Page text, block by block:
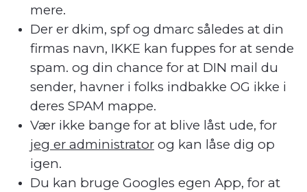
mere.
Der er dkim, spf og dmarc således at din
firmas navn, IKKE kan fuppes for at sende
spam. og din chance for at DIN mail du
sender, havner i folks indbakke OG ikke i
deres SPAM mappe.
Vær ikke bange for at blive låst ude, for
jeg er administrator og kan låse dig op
igen.
Du kan bruge Googles egen App, for at